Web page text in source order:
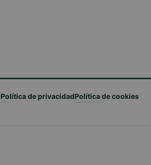
de privacidadPolítica de cookies